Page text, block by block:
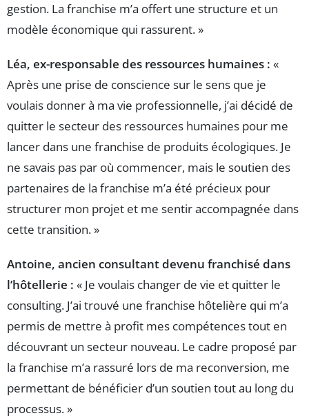
gestion. La franchise m’a offert une structure et un
modèle économique qui rassurent. »
Léa, ex-responsable des ressources humaines : «
Après une prise de conscience sur le sens que je
voulais donner à ma vie professionnelle, j’ai décidé de
quitter le secteur des ressources humaines pour me
lancer dans une franchise de produits écologiques. Je
ne savais pas par où commencer, mais le soutien des
partenaires de la franchise m’a été précieux pour
structurer mon projet et me sentir accompagnée dans
cette transition. »
Antoine, ancien consultant devenu franchisé dans
l’hôtellerie : « Je voulais changer de vie et quitter le
consulting. J’ai trouvé une franchise hôtelière qui m’a
permis de mettre à profit mes compétences tout en
découvrant un secteur nouveau. Le cadre proposé par
la franchise m’a rassuré lors de ma reconversion, me
permettant de bénéficier d’un soutien tout au long du
processus. »